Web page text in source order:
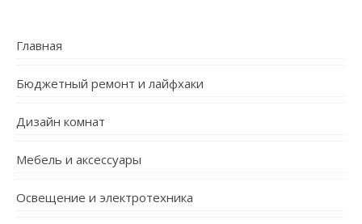
Главная
Бюджетный ремонт и лайфхаки
Дизайн комнат
Мебель и аксессуары
Освещение и электротехника